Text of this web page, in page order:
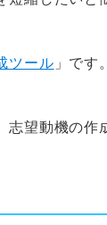
ツール 」です。
志望動機の作